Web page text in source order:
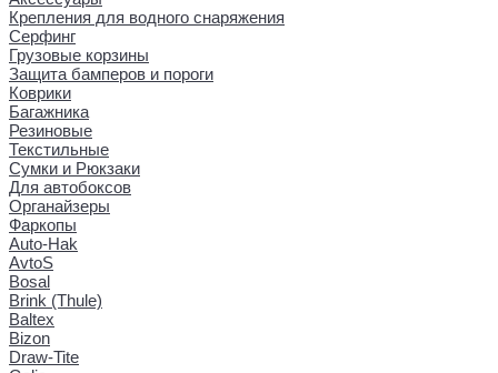
Крепления для водного снаряжения
Серфинг
Грузовые корзины
Защита бамперов и пороги
Коврики
Багажника
Резиновые
Текстильные
Сумки и Рюкзаки
Для автобоксов
Органайзеры
Фаркопы
Auto-Hak
AvtoS
Bosal
Brink (Thule)
Baltex
Bizon
Draw-Tite